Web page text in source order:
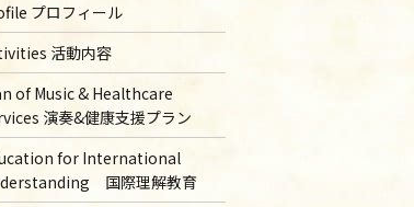
プロフィール
活動内容
of Music & Healthcare
演奏&健康支援プラン
for International
国際理解教育